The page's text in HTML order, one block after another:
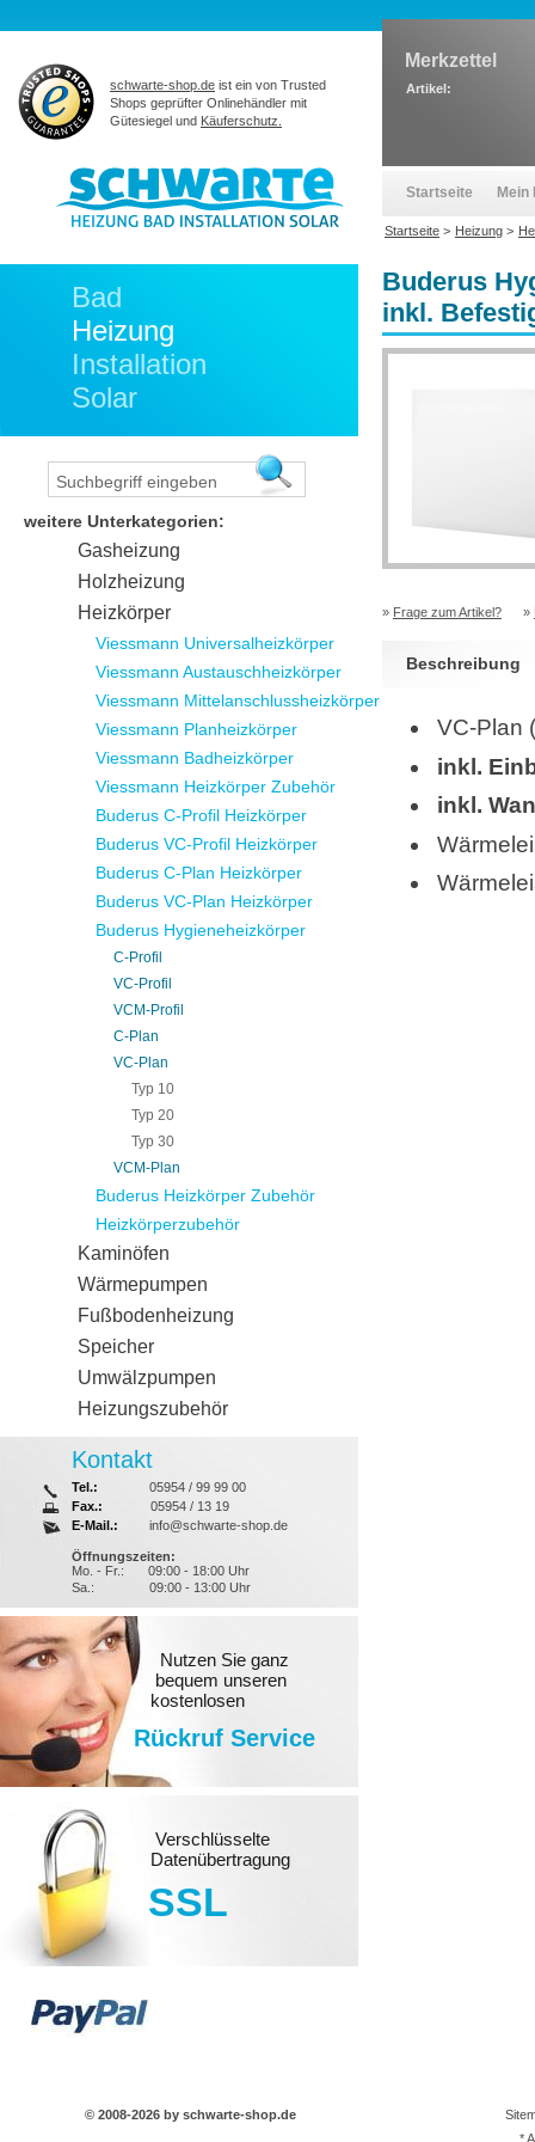
Buderus
inkl.
» Frage zum Artikel? »
Beschreibung
VC-Plan
inkl.
inkl.
Bad
Heizung
Installation
Solar
weitere Unterkategorien:
Gasheizung
Holzheizung
Heizkörper
Viessmann Universalheizkörper
Viessmann Austauschheizkörper
Viessmann Mittelanschlussheizkörper
Viessmann Planheizkörper
Viessmann Badheizkörper
Viessmann Heizkörper Zubehör
Buderus C-Profil Heizkörper
Buderus VC-Profil Heizkörper
Buderus C-Plan Heizkörper
Buderus VC-Plan Heizkörper
Buderus Hygieneheizkörper
C-Profil
VC-Profil
VCM-Profil
C-Plan
VC-Plan
Typ 10
Typ 20
Typ 30
VCM-Plan
Buderus Heizkörper Zubehör
Heizkörperzubehör
Kaminöfen
Wärmepumpen
Fußbodenheizung
Speicher
Umwälzpumpen
Heizungszubehör
Kontakt
Tel.:
05954 / 99 99 00
Fax.:
05954 / 13 19
E-Mail.:
info@schwarte-shop.de
Öffnungszeiten:
Mo. - Fr.:
09:00 - 18:00 Uhr
Sa.:
09:00 - 13:00 Uhr
Nutzen Sie ganz
bequem unseren
kostenlosen
Rückruf Service
Verschlüsselte
Datenübertragung
SSL
schwarte-shop.de ist ein von Trusted
Shops geprüfter Onlinehändler mit
Gütesiegel und Käuferschutz.
Merkzettel
Artikel:
Startseite Mein
Startseite > Heizung >
© 2008-2026 by schwarte-shop.de
*